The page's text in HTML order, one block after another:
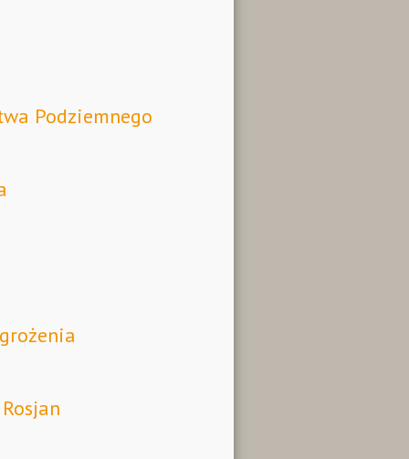
Podziemnego